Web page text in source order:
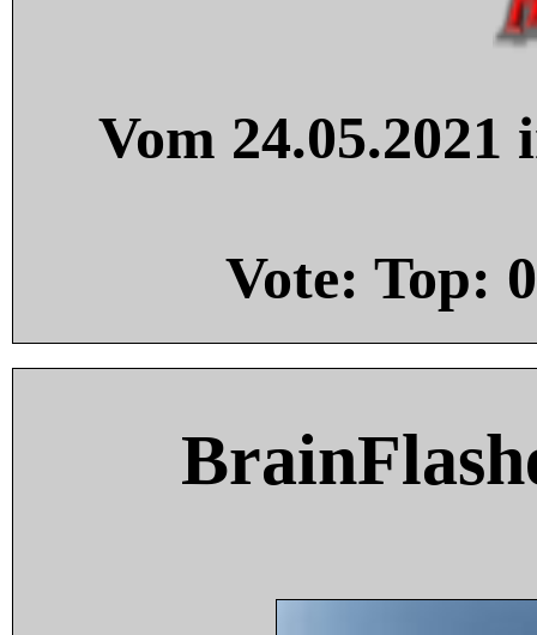
Vom
Vote: Top: 0